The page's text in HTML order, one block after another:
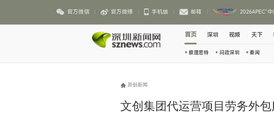
官方微信 官方微博 手机版 邮箱 2026APEC“
首页
察理思特 问政深圳 要闻
深圳 视频 天下
原创新闻
文创集团代运营项目劳务外